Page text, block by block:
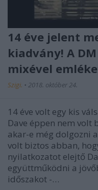
14 éve jelent
kiadvány! A
mixével
Szigi. • 2018. október 24.
14 éve volt egy kis
Dave éppen nem volt
akar-e még dolgozni
volt biztos abban,
nyilatkozatot elejtő
együttműködni a
időszakot -…